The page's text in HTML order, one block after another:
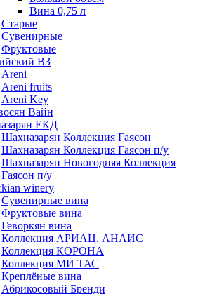
Вина 0,75 л
Старые
Сувенирные
Фруктовые
ВЗ
Areni
Areni fruits
Areni Key
Вайн
ЕКД
Шахназарян Коллекция Гаясон
Шахназарян Коллекция Гаясон п/у
Шахназарян Новогодняя Коллекция
Гаясон п/у
winery
Сувенирные вина
Фруктовые вина
Геворкян вина
Коллекция АРИАЦ. АНАИС
Коллекция КОРОНА
Коллекция МИ ТАС
Креплёные вина
Абрикосовый Бренди